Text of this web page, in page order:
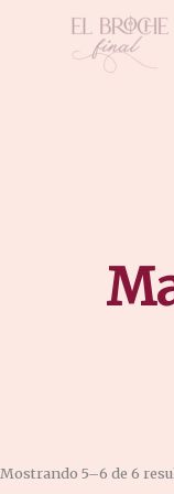
Mostrando 5–6 de 6